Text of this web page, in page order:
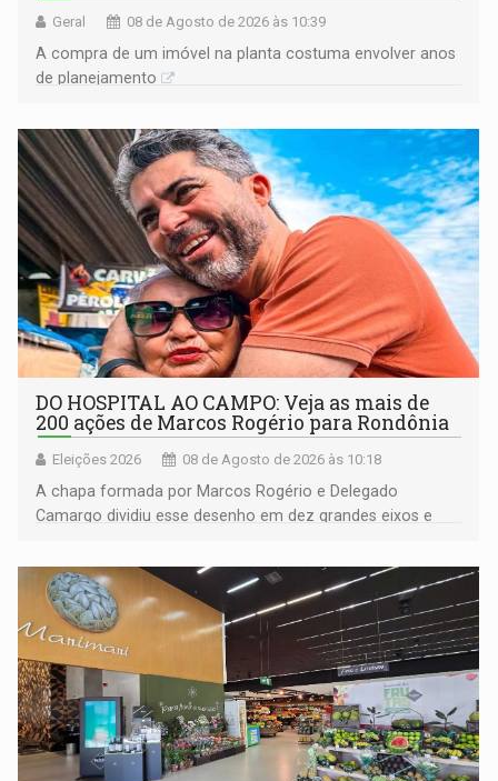
Geral 08 de Agosto de 2026 às 10:39
A compra de um imóvel na planta costuma envolver anos
de planejamento
DO HOSPITAL AO CAMPO: Veja as mais de
200 ações de Marcos Rogério para Rondônia
Eleições 2026 08 de Agosto de 2026 às 10:18
A chapa formada por Marcos Rogério e Delegado
Camargo dividiu esse desenho em dez grandes eixos e